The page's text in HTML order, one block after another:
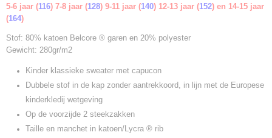
620430
5-6 jaar (116) 7-8 jaar (128) 9-11 jaar (140) 12-13 jaar (152) en 14-15 jaar
(164)
Stof: 80% katoen Belcore ® garen en 20% polyester
Gewicht: 280gr/m2
Kinder klassieke sweater met capucon
Dubbele stof in de kap zonder aantrekkoord, in lijn met de Europese
kinderkledij wetgeving
Op de voorzijde 2 steekzakken
Taille en manchet in katoen/Lycra ® rib